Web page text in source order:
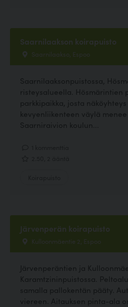
Saarnilaakson koirapuisto
Saarnilaakso, Espoo
Saarnilaaksonpuistossa,
risteysalueella. Hösmärintien
parkkipaikka, josta
kevyenliikenteen väylä
Saarniraivion koulun...
Järvenperän koirapuisto
Kulloonmäentie 2, Espoo
Järvenperäntien ja
Karamtzininpuistossa.
samalla pallokentän pääty.
viereen. Aitauksen pinta-ala on